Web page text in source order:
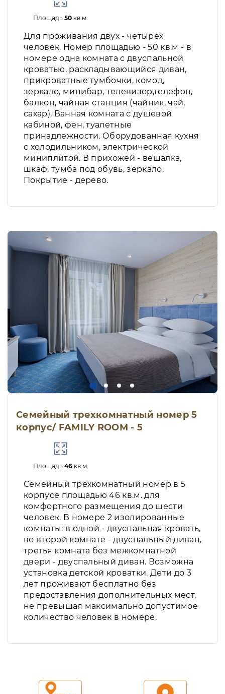
Площадь50 кв.м.
Для проживания двух - четырех
человек. Номер площадью - 50 кв.м - в
номере одна комната с двуспальной
кроватью, раскладывающийся диван,
прикроватные тумбочки, комод,
зеркало, минибар, телевизор,телефон,
балкон, чайная станция (чайник, чай,
сахар). Ванная комната с душевой
кабиной, фен, туалетные
принадлежности. Оборудованная кухня
с холодильником, электрической
миниплитой. В прихожей - вешалка,
шкаф, тумба под обувь, зеркало.
Покрытие - дерево.
Семейный трехкомнатный номер 5
корпус/ FAMILY ROOM - 5
Площадь 46кв.м.
Семейный трехкомнатный номер в 5
корпусе площадью 46 кв.м. для
комфортного размещения до шести
человек. В номере 2 изолированные
комнаты: в одной - двуспальная кровать,
во второй комнате - двуспальный диван,
третья комната без межкомнатной
двери - двуспальный диван. Возможна
установка детской кроватки. Дети до 3
лет проживают бесплатно без
предоставления дополнительных мест,
не превышая максимально допустимое
количество человек в номере.